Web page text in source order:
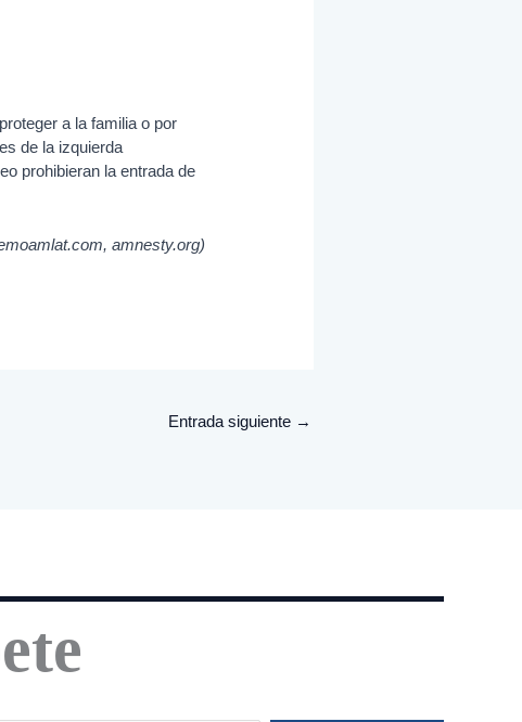
a la familia o por
de la izquierda
prohibieran la entrada de
amnesty.org)
Entrada siguiente →